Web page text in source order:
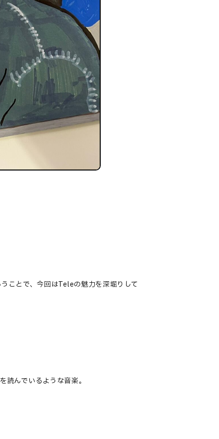
ことで、今回はTeleの魅力を深堀りして
んでいるような音楽。